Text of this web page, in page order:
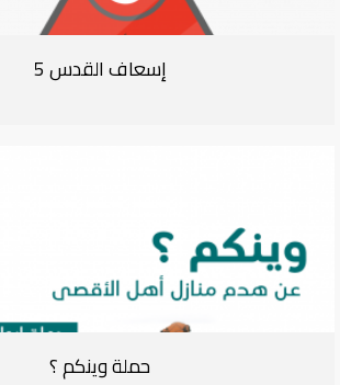
إسعاف القدس 5
حملة وينكم ؟